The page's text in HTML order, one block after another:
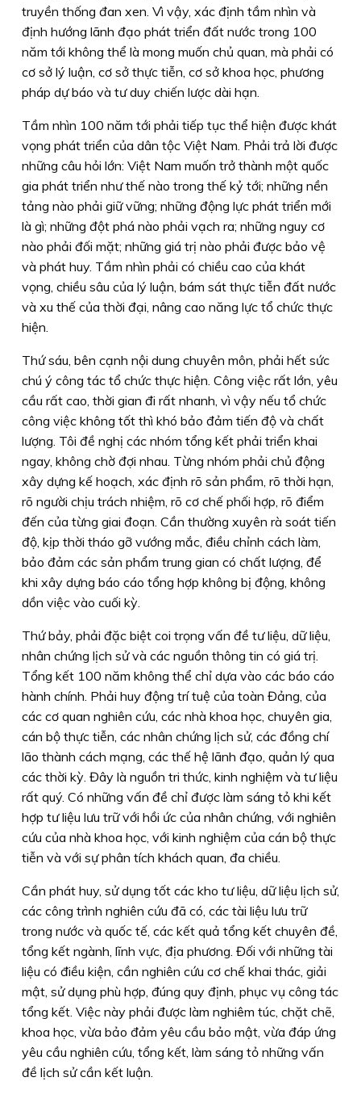
truyền thống đan xen. Vì vậy, xác định tầm nhìn và
định hướng lãnh đạo phát triển đất nước trong 100
năm tới không thể là mong muốn chủ quan, mà phải có
cơ sở lý luận, cơ sở thực tiễn, cơ sở khoa học, phương
pháp dự báo và tư duy chiến lược dài hạn.
Tầm nhìn 100 năm tới phải tiếp tục thể hiện được khát
vọng phát triển của dân tộc Việt Nam. Phải trả lời được
những câu hỏi lớn: Việt Nam muốn trở thành một quốc
gia phát triển như thế nào trong thế kỷ tới; những nền
tảng nào phải giữ vững; những động lực phát triển mới
là gì; những đột phá nào phải vạch ra; những nguy cơ
nào phải đối mặt; những giá trị nào phải được bảo vệ
và phát huy. Tầm nhìn phải có chiều cao của khát
vọng, chiều sâu của lý luận, bám sát thực tiễn đất nước
và xu thế của thời đại, nâng cao năng lực tổ chức thực
hiện.
Thứ sáu, bên cạnh nội dung chuyên môn, phải hết sức
chú ý công tác tổ chức thực hiện. Công việc rất lớn, yêu
cầu rất cao, thời gian đi rất nhanh, vì vậy nếu tổ chức
công việc không tốt thì khó bảo đảm tiến độ và chất
lượng. Tôi đề nghị các nhóm tổng kết phải triển khai
ngay, không chờ đợi nhau. Từng nhóm phải chủ động
xây dựng kế hoạch, xác định rõ sản phẩm, rõ thời hạn,
rõ người chịu trách nhiệm, rõ cơ chế phối hợp, rõ điểm
đến của từng giai đoạn. Cần thường xuyên rà soát tiến
độ, kịp thời tháo gỡ vướng mắc, điều chỉnh cách làm,
bảo đảm các sản phẩm trung gian có chất lượng, để
khi xây dựng báo cáo tổng hợp không bị động, không
dồn việc vào cuối kỳ.
Thứ bảy, phải đặc biệt coi trọng vấn đề tư liệu, dữ liệu,
nhân chứng lịch sử và các nguồn thông tin có giá trị.
Tổng kết 100 năm không thể chỉ dựa vào các báo cáo
hành chính. Phải huy động trí tuệ của toàn Đảng, của
các cơ quan nghiên cứu, các nhà khoa học, chuyên gia,
cán bộ thực tiễn, các nhân chứng lịch sử, các đồng chí
lão thành cách mạng, các thế hệ lãnh đạo, quản lý qua
các thời kỳ. Đây là nguồn tri thức, kinh nghiệm và tư liệu
rất quý. Có những vấn đề chỉ được làm sáng tỏ khi kết
hợp tư liệu lưu trữ với hồi ức của nhân chứng, với nghiên
cứu của nhà khoa học, với kinh nghiệm của cán bộ thực
tiễn và với sự phân tích khách quan, đa chiều.
Cần phát huy, sử dụng tốt các kho tư liệu, dữ liệu lịch sử,
các công trình nghiên cứu đã có, các tài liệu lưu trữ
trong nước và quốc tế, các kết quả tổng kết chuyên đề,
tổng kết ngành, lĩnh vực, địa phương. Đối với những tài
liệu có điều kiện, cần nghiên cứu cơ chế khai thác, giải
mật, sử dụng phù hợp, đúng quy định, phục vụ công tác
tổng kết. Việc này phải được làm nghiêm túc, chặt chẽ,
khoa học, vừa bảo đảm yêu cầu bảo mật, vừa đáp ứng
yêu cầu nghiên cứu, tổng kết, làm sáng tỏ những vấn
đề lịch sử cần kết luận.